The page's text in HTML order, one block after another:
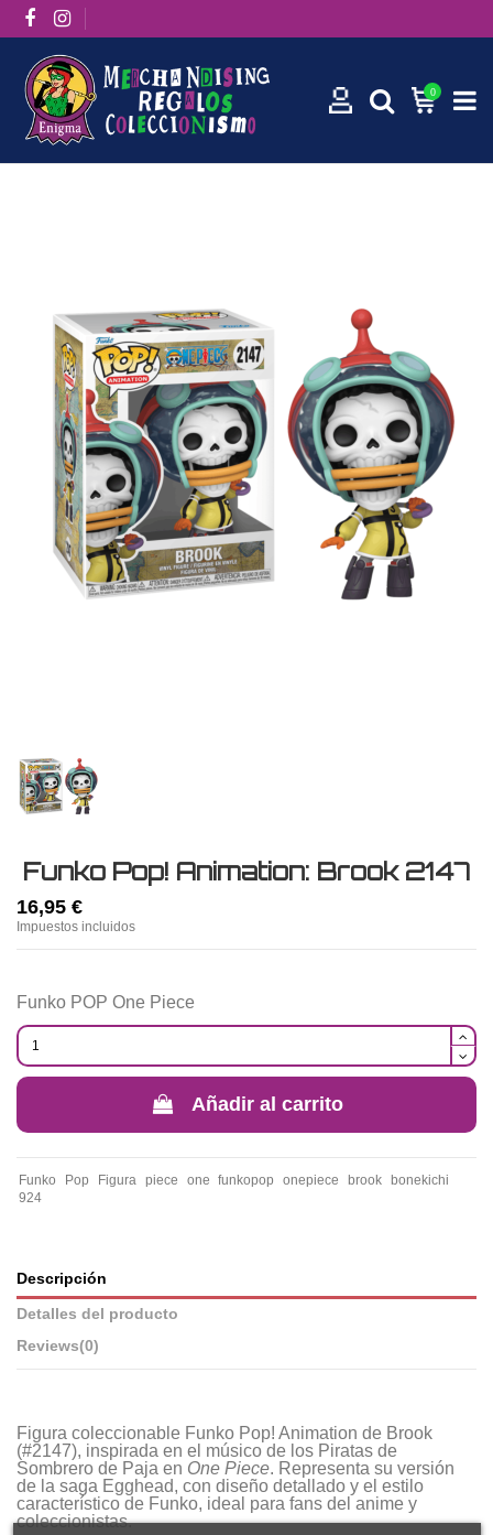
0
Funko Pop! Animation: Brook 2147
16,95 €
Impuestos incluidos
Funko POP One Piece
Añadir al carrito
Funko Pop Figura piece one funkopop onepiece brook
bonekichi
924
Descripción
Detalles del producto
Reviews(0)
Figura coleccionable Funko Pop! Animation de Brook
(#2147), inspirada en el músico de los Piratas de
Sombrero de Paja en One Piece. Representa su versión
de la saga Egghead, con diseño detallado y el estilo
característico de Funko, ideal para fans del anime y
coleccionistas.